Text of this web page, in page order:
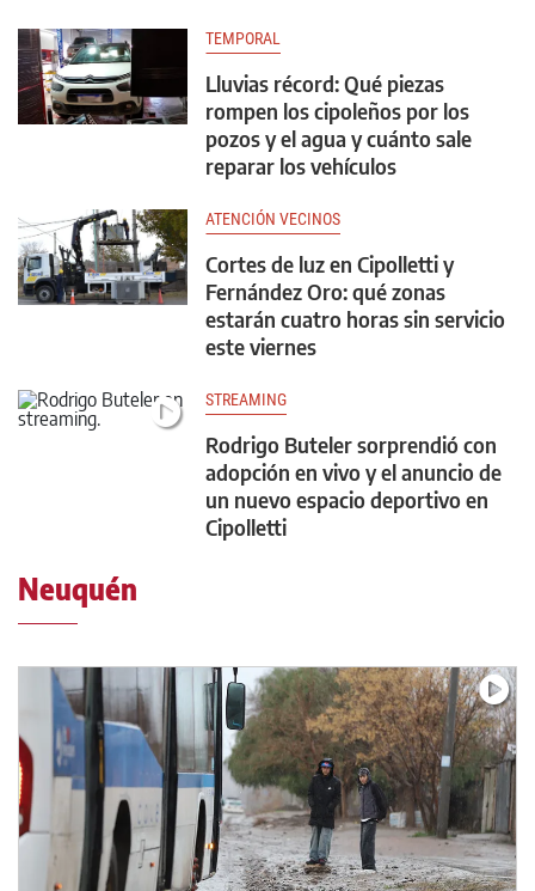
TEMPORAL
Lluvias récord: Qué piezas
rompen los cipoleños por los
pozos y el agua y cuánto sale
reparar los vehículos
ATENCIÓN VECINOS
Cortes de luz en Cipolletti y
Fernández Oro: qué zonas
estarán cuatro horas sin servicio
este viernes
STREAMING
Rodrigo Buteler sorprendió con
adopción en vivo y el anuncio de
un nuevo espacio deportivo en
Cipolletti
Neuquén